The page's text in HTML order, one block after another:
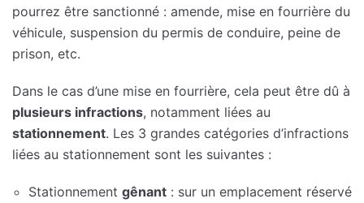
pourrez être sanctionné : amende, mise en fourrière du
véhicule, suspension du permis de conduire, peine de
prison, etc.
Dans le cas d’une mise en fourrière, cela peut être dû à
plusieurs infractions, notamment liées au
stationnement. Les 3 grandes catégories d’infractions
liées au stationnement sont les suivantes :
Stationnement gênant : sur un emplacement réservé